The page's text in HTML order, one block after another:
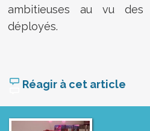
ambitieuses au vu
déployés.
Réagir à cet article